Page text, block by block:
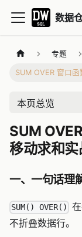
数据
专题
SUM OVER 窗口
本页总览
SUM
移动求和实
一、一句话理
SUM() OVER()
不折叠数据行。